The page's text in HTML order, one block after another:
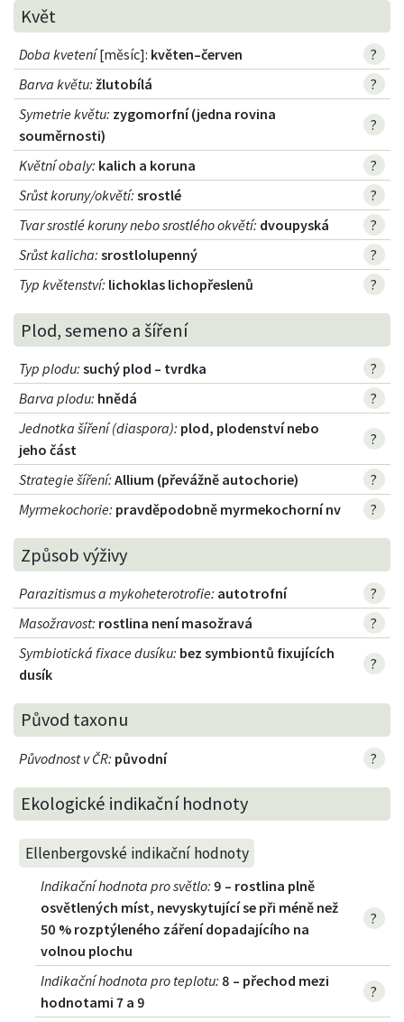
Květ
Doba kvetení[měsíc]: květen–červen
?
Barva květu: žlutobílá
?
Symetrie květu: zygomorfní (jedna rovina
souměrnosti)
?
Květní obaly: kalich a koruna
?
Srůst koruny/okvětí: srostlé
?
Tvar srostlé koruny nebo srostlého okvětí: dvoupyská
?
Srůst kalicha: srostlolupenný
?
Typ květenství: lichoklas lichopřeslenů ?
Plod, semeno a šíření
Typ plodu: suchý plod – tvrdka
?
Barva plodu: hnědá
?
Jednotka šíření (diaspora): plod, plodenství nebo
jeho část
?
Strategie šíření: Allium (převážně autochorie)
?
Myrmekochorie: pravděpodobně myrmekochorní nv ?
Způsob výživy
Parazitismus a mykoheterotrofie: autotrofní
?
Masožravost: rostlina není masožravá
?
Symbiotická fixace dusíku: bez symbiontů fixujících
dusík
?
Původ taxonu
Původnost v ČR: původní ?
Ekologické indikační hodnoty
Ellenbergovské indikační hodnoty
Indikační hodnota pro světlo: 9 – rostlina plně
osvětlených míst, nevyskytující se při méně než
50 % rozptýleného záření dopadajícího na
volnou plochu
?
Indikační hodnota pro teplotu: 8 – přechod mezi
hodnotami 7 a 9
?